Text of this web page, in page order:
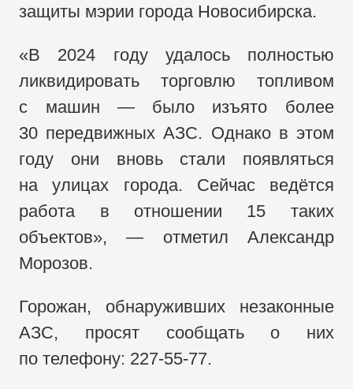
защиты мэрии города Новосибирска.
«В 2024 году удалось полностью
ликвидировать торговлю топливом
с машин — было изъято более
30 передвижных АЗС. Однако в этом
году они вновь стали появляться
на улицах города. Сейчас ведётся
работа в отношении 15 таких
объектов», — отметил Александр
Морозов.
Горожан, обнаруживших незаконные
АЗС, просят сообщать о них
по телефону: 227-55-77.